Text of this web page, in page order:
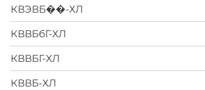
КВЭВБ��-ХЛ
КВВБбГ-ХЛ
КВВБГ-ХЛ
КВВБ-ХЛ